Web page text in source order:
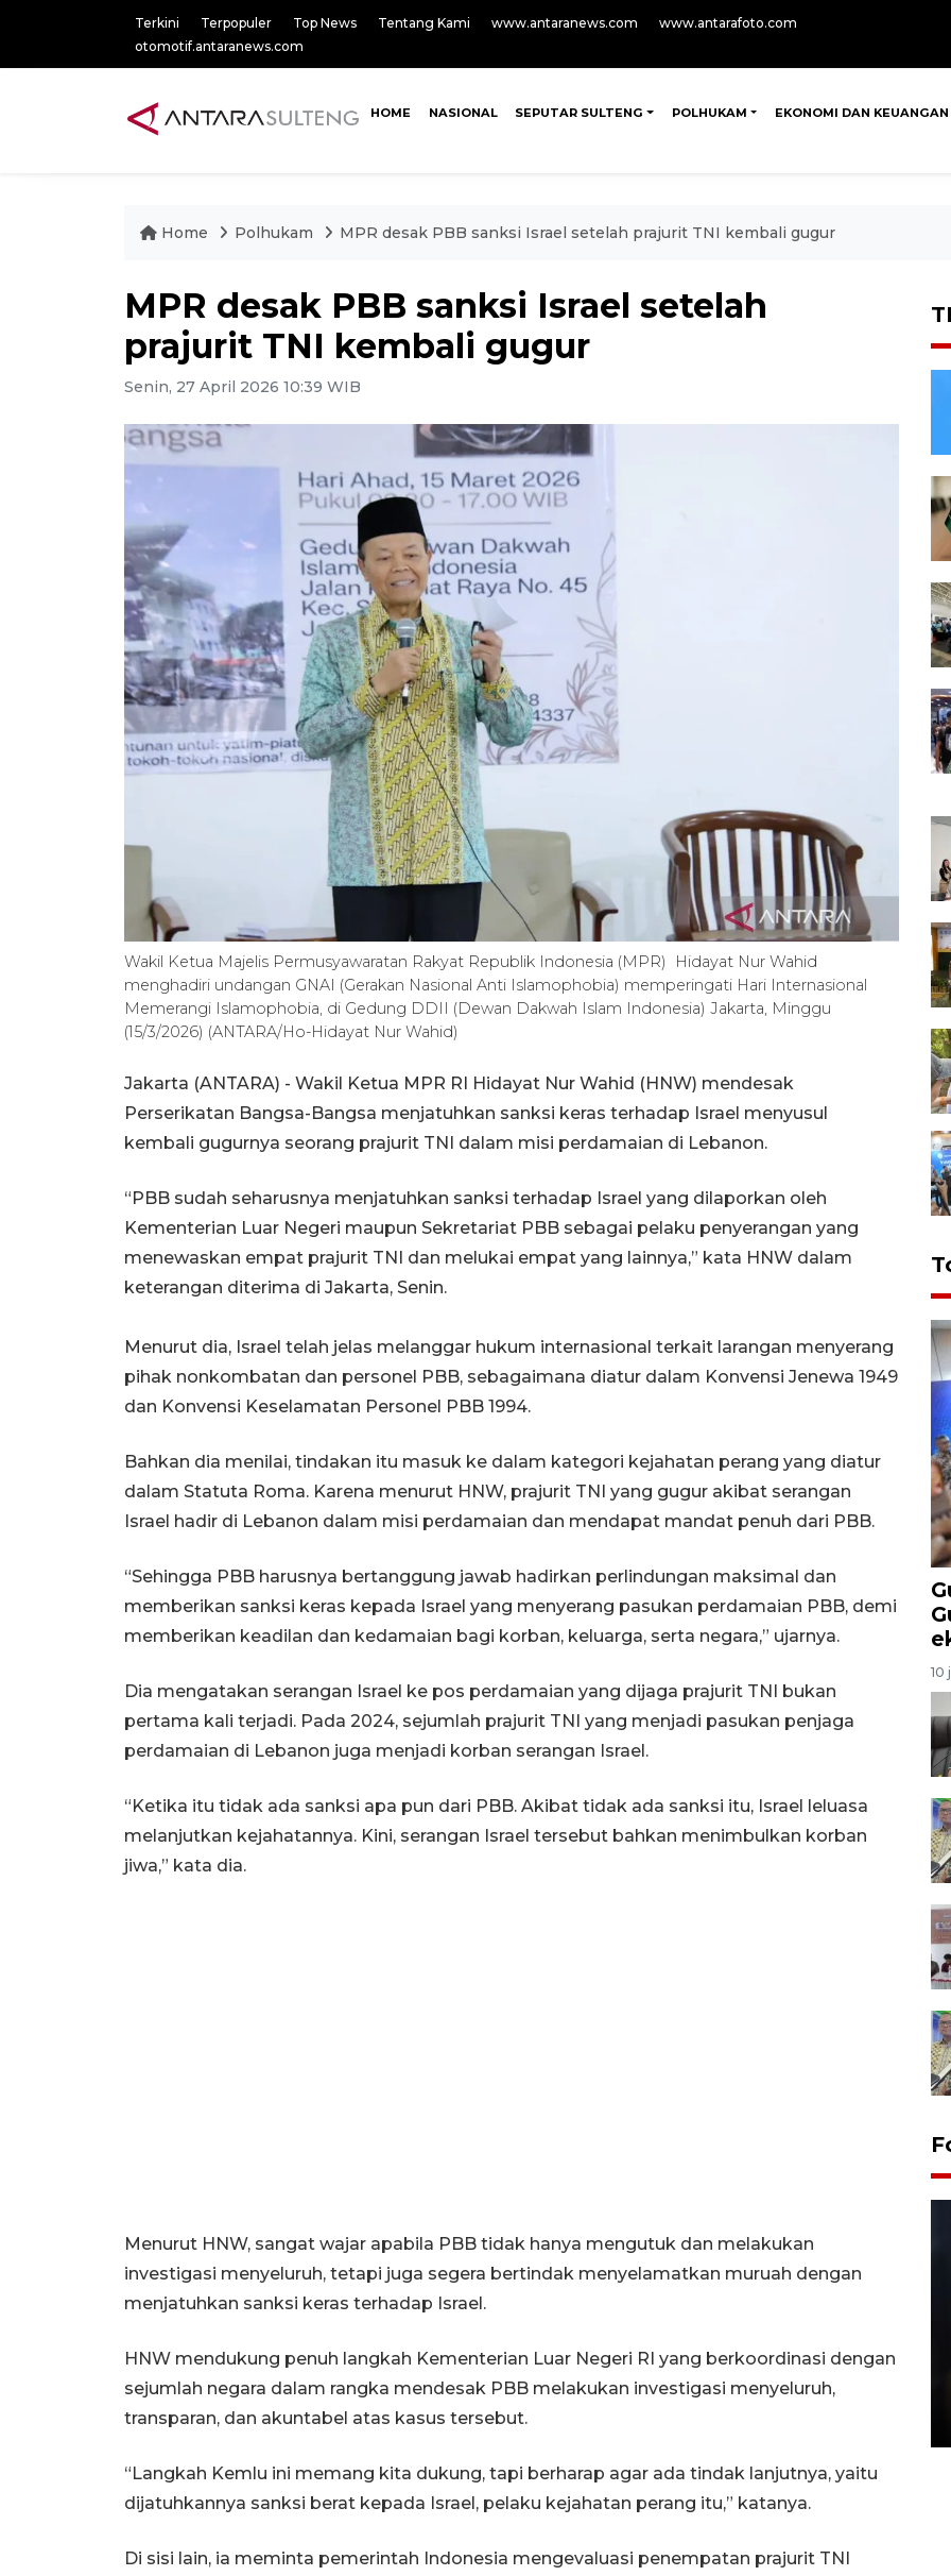
Terkini Terpopuler Top News Tentang Kami www.antaranews.com
www.antarafoto.com
otomotif.antaranews.com
HOME NASIONAL SEPUTAR SULTENG POLHUKAM EKONOMI DAN KEUANGAN
Home Polhukam MPR desak PBB sanksi Israel setelah prajurit TNI kembali gugur
MPR desak PBB sanksi Israel setelah
prajurit TNI kembali gugur
Senin, 27 April 2026 10:39 WIB
Wakil Ketua Majelis Permusyawaratan Rakyat Republik Indonesia (MPR) Hidayat Nur Wahid
menghadiri undangan GNAI (Gerakan Nasional Anti Islamophobia) memperingati Hari Internasional
Memerangi Islamophobia, di Gedung DDII (Dewan Dakwah Islam Indonesia) Jakarta, Minggu
(15/3/2026) (ANTARA/Ho-Hidayat Nur Wahid)
Jakarta (ANTARA) - Wakil Ketua MPR RI Hidayat Nur Wahid (HNW) mendesak
Perserikatan Bangsa-Bangsa menjatuhkan sanksi keras terhadap Israel menyusul
kembali gugurnya seorang prajurit TNI dalam misi perdamaian di Lebanon.
“PBB sudah seharusnya menjatuhkan sanksi terhadap Israel yang dilaporkan oleh
Kementerian Luar Negeri maupun Sekretariat PBB sebagai pelaku penyerangan yang
menewaskan empat prajurit TNI dan melukai empat yang lainnya,” kata HNW dalam
keterangan diterima di Jakarta, Senin.
Menurut dia, Israel telah jelas melanggar hukum internasional terkait larangan menyerang
pihak nonkombatan dan personel PBB, sebagaimana diatur dalam Konvensi Jenewa 1949
dan Konvensi Keselamatan Personel PBB 1994.
Bahkan dia menilai, tindakan itu masuk ke dalam kategori kejahatan perang yang diatur
dalam Statuta Roma. Karena menurut HNW, prajurit TNI yang gugur akibat serangan
Israel hadir di Lebanon dalam misi perdamaian dan mendapat mandat penuh dari PBB.
“Sehingga PBB harusnya bertanggung jawab hadirkan perlindungan maksimal dan
memberikan sanksi keras kepada Israel yang menyerang pasukan perdamaian PBB, demi
memberikan keadilan dan kedamaian bagi korban, keluarga, serta negara,” ujarnya.
Dia mengatakan serangan Israel ke pos perdamaian yang dijaga prajurit TNI bukan
pertama kali terjadi. Pada 2024, sejumlah prajurit TNI yang menjadi pasukan penjaga
perdamaian di Lebanon juga menjadi korban serangan Israel.
“Ketika itu tidak ada sanksi apa pun dari PBB. Akibat tidak ada sanksi itu, Israel leluasa
melanjutkan kejahatannya. Kini, serangan Israel tersebut bahkan menimbulkan korban
jiwa,” kata dia.
Menurut HNW, sangat wajar apabila PBB tidak hanya mengutuk dan melakukan
investigasi menyeluruh, tetapi juga segera bertindak menyelamatkan muruah dengan
menjatuhkan sanksi keras terhadap Israel.
HNW mendukung penuh langkah Kementerian Luar Negeri RI yang berkoordinasi dengan
sejumlah negara dalam rangka mendesak PBB melakukan investigasi menyeluruh,
transparan, dan akuntabel atas kasus tersebut.
“Langkah Kemlu ini memang kita dukung, tapi berharap agar ada tindak lanjutnya, yaitu
dijatuhkannya sanksi berat kepada Israel, pelaku kejahatan perang itu,” katanya.
Di sisi lain, ia meminta pemerintah Indonesia mengevaluasi penempatan prajurit TNI
10
Layanan pembuatan SIM Baru
di Satpas Polresta Palu